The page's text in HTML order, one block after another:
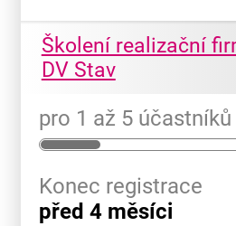
Školení realizační
DV Stav
pro 1 až 5 účastníků
Konec registrace
před 4 měsíci